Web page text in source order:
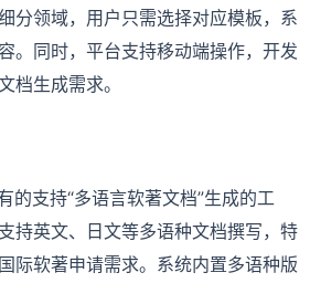
分领域，用户只需选择对应模板，系
。同时，平台支持移动端操作，开发
档生成需求。
的支持“多语言软著文档”生成的工
持英文、日文等多语种文档撰写，特
际软著申请需求。系统内置多语种版